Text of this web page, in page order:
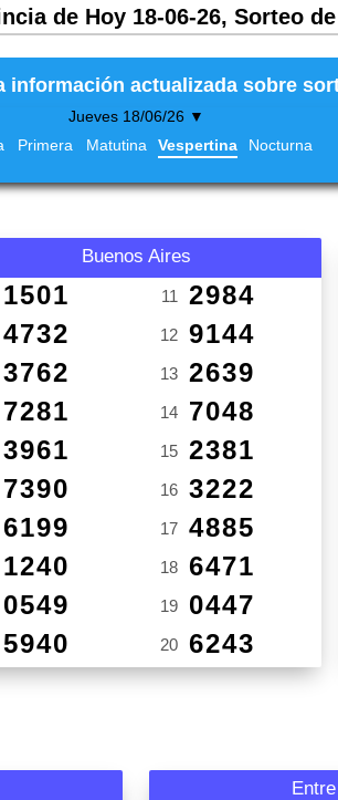
de Hoy 18-06-26, Sorteo
actualizada sobre
Jueves 18/06/26 ▼
Primera Matutina Vespertina Nocturna
Buenos Aires
1501
4732
3762
7281
3961
7390
6199
1240
0549
5940
11 2984
12 9144
13 2639
14 7048
15 2381
16 3222
17 4885
18 6471
19 0447
20 6243